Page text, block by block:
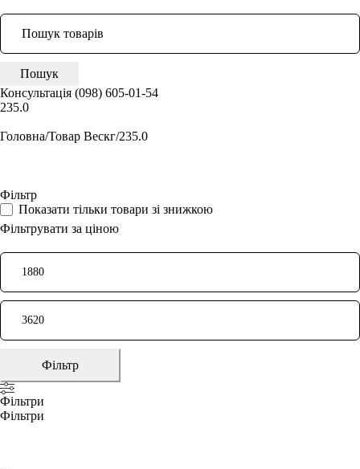
Консультація (098) 605-01-54
235.0
Головна/Товар Вескг/235.0
Фільтр
Показати тільки товари зі знижкою
Фільтрувати за ціною
Фільтр
Фільтри
Фільтри